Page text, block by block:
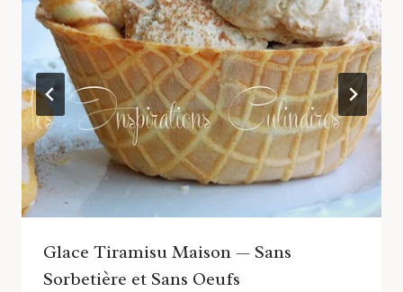
Glace Tiramisu Maison — Sans
Sorbetière et Sans Oeufs